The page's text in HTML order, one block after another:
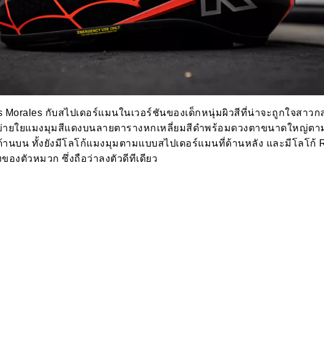
Morales กับสไปเดอร์แมนในเวอร์ชันของเด็กหนุ่มผิวสีที่น่าจะถูกใจสาว
ยใยแมงมุมสีแดงบนลายตารางหกเหลี่ยมสีดำพร้อมดวงตาขนาดใหญ่ตา
นบน ทั้งยังมีโลโก้แมงมุมตามแบบสไปเดอร์แมนที่ด้านหลัง และมีโลโก้
องตัวหมวก ซึ่งถือว่าลงตัวดีทีเดียว